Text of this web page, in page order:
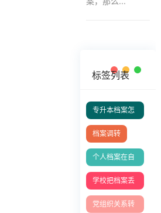
标签列表
专升本档案怎
么存档？
档案调转
个人档案在自
己手里怎么办
学校把档案丢
了怎么办理
党组织关系转